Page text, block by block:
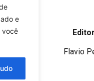
e
você
Flavio